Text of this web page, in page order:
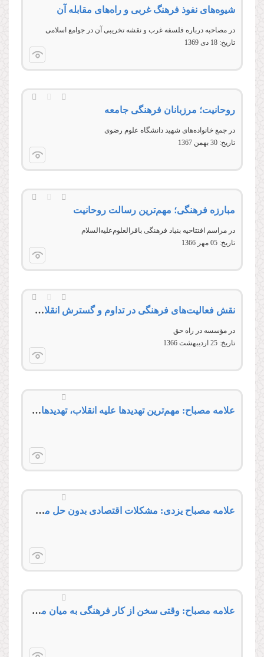
شیوه‌های نفوذ فرهنگ غربی و راه‌های مقابله آن
در مصاحبه درباره فلسفه غرب و نقشه تخریبی آن در جوامع اسلامی
تاریخ: 18 دى 1369
روحانیت؛ مرزبانان فرهنگی جامعه
در جمع خانواده‌های شهید دانشگاه علوم رضوی
تاریخ: 30 بهمن 1367
مبارزه فرهنگی؛ مهم‌ترین رسالت روحانیت
در مراسم افتتاحیه بنیاد فرهنگی باقرالعلوم‌علیه‌السلام
تاریخ: 05 مهر 1366
نقش فعالیت‌های فرهنگی در تداوم و گسترش انقلاب اسلامی
در مؤسسه در راه حق
تاریخ: 25 ارديبهشت 1366
علامه مصباح: مهم‌ترین تهدیدها علیه انقلاب، تهدیدهای فرهنگی است
علامه مصباح یزدی: مشکلات اقتصادی بدون حل مشکلات فرهنگی، غیرقابل حل است
علامه مصباح: وقتی سخن از کار فرهنگی به میان می‌آید، مسئولین با بهانه‌هایی چون کمبود بودجه و نیروی انسانی و خلأ قانونی، شانه خالی می‌کنند